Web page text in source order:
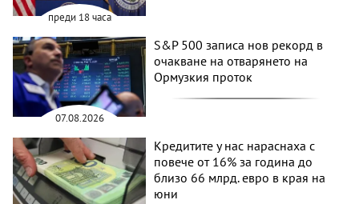
преди 18 часа
07.08.2026
S&P 500 записа нов рекорд в
очакване на отварянето на
Ормузкия проток
Кредитите у нас нараснаха с
повече от 16% за година до
близо 66 млрд. евро в края на
юни